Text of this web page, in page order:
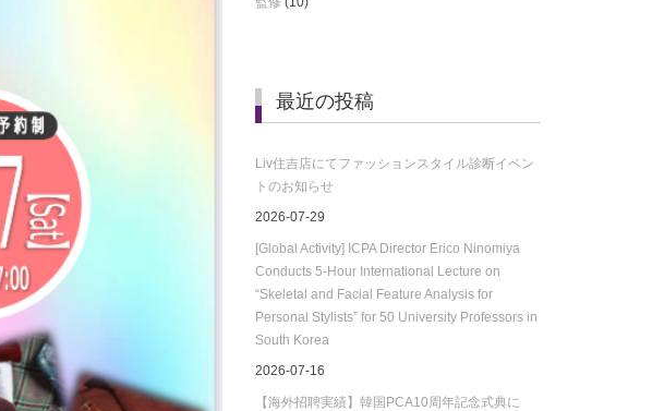
最近の投稿
Liv住吉店にてファッションスタイル診断イベン
トのお知らせ
2026-07-29
[Global Activity] ICPA Director Erico Ninomiya
Conducts 5-Hour International Lecture on
“Skeletal and Facial Feature Analysis for
Personal Stylists” for 50 University Professors in
South Korea
2026-07-16
【海外招聘実績】韓国PCA10周年記念式典に